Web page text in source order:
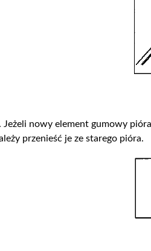
Jeżeli nowy element gumowy
przenieść je ze starego pióra.